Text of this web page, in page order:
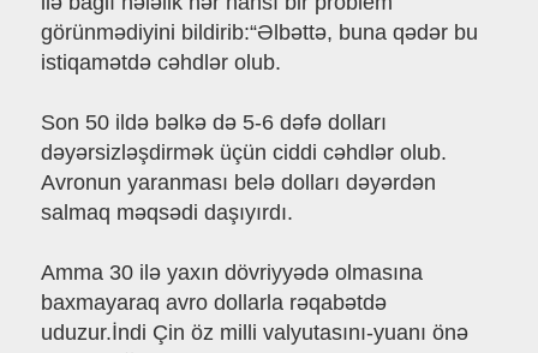
görünmədiyini bildirib:“Əlbəttə, buna qədər bu
istiqamətdə cəhdlər olub.
Son 50 ildə bəlkə də 5-6 dəfə dolları
dəyərsizləşdirmək üçün ciddi cəhdlər olub.
Avronun yaranması belə dolları dəyərdən
salmaq məqsədi daşıyırdı.
Amma 30 ilə yaxın dövriyyədə olmasına
baxmayaraq avro dollarla rəqabətdə
uduzur.İndi Çin öz milli valyutasını-yuanı önə